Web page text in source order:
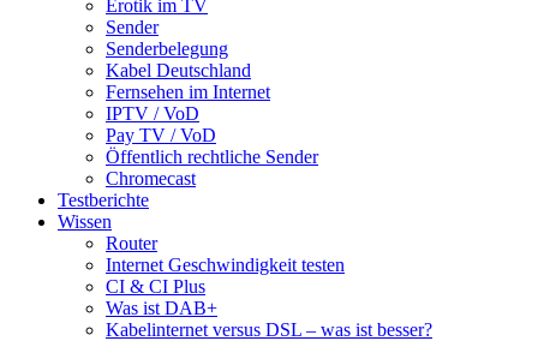
Erotik im TV
Sender
Senderbelegung
Kabel Deutschland
Fernsehen im Internet
IPTV / VoD
Pay TV / VoD
Öffentlich rechtliche Sender
Chromecast
Testberichte
Wissen
Router
Internet Geschwindigkeit testen
CI & CI Plus
Was ist DAB+
Kabelinternet versus DSL – was ist besser?